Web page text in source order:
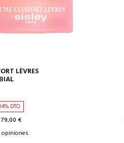
AÑADIR A LA CESTA
LÈVRES
DTO.
€
opiniones